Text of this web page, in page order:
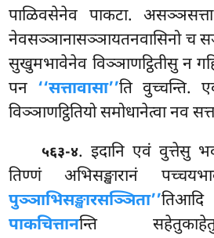
पाळिवसेनेव पाकटा.
नेवसञ्ञानासञ्ञायतनवासिनो च
सुखुमभावेनेव विञ्ञाणट्ठितीसु न
पन ‘‘सत्तावासा’’ति वुच्चन्ति.
विञ्ञाणट्ठितियो समोधानेत्वा नव
५६३-४. इदानि एवं वुत्तेसु
तिण्णं अभिसङ्खारानं
पुञ्ञाभिसङ्खारसञ्ञिता’’
पाकचित्तानन्ति